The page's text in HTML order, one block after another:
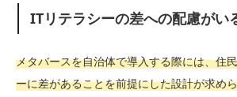
ITリテラシーの差への配慮がい
メタバースを自治体で導入する際には、住
ーに差があることを前提にした設計が求め